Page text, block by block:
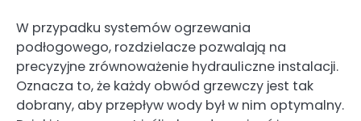
W przypadku systemów ogrzewania
podłogowego, rozdzielacze pozwalają na
precyzyjne zrównoważenie hydrauliczne instalacji.
Oznacza to, że każdy obwód grzewczy jest tak
dobrany, aby przepływ wody był w nim optymalny.